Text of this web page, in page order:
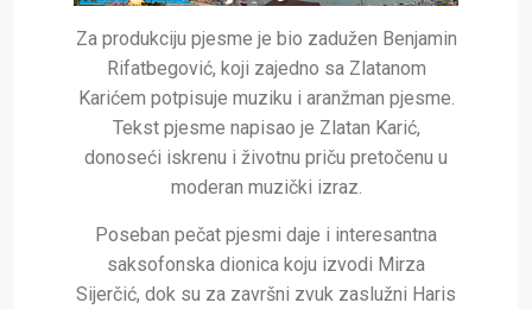
Za produkciju pjesme je bio zadužen Benjamin
Rifatbegović, koji zajedno sa Zlatanom
Karićem potpisuje muziku i aranžman pjesme.
Tekst pjesme napisao je Zlatan Karić,
donoseći iskrenu i životnu priču pretočenu u
moderan muzički izraz.
Poseban pečat pjesmi daje i interesantna
saksofonska dionica koju izvodi Mirza
Sijerčić, dok su za završni zvuk zaslužni Haris